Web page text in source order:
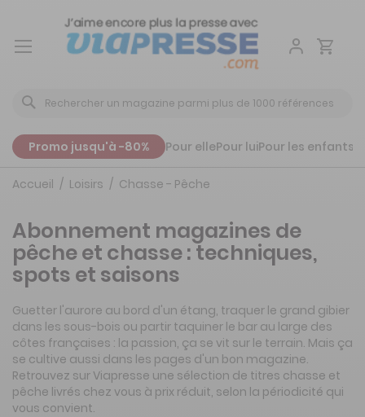
Aller
Promo jusqu'à -80% Pour ellePour luiPour les enfants
Accueil Loisirs Chasse - Pêche
Abonnement magazines de
pêche et chasse : techniques,
spots et saisons
Guetter l'aurore au bord d'un étang, traquer le grand gibier
dans les sous-bois ou partir taquiner le bar au large des
côtes françaises : la passion, ça se vit sur le terrain. Mais ça
se cultive aussi dans les pages d'un bon magazine.
Retrouvez sur Viapresse une sélection de titres chasse et
pêche livrés chez vous à prix réduit, selon la périodicité qui
vous convient.